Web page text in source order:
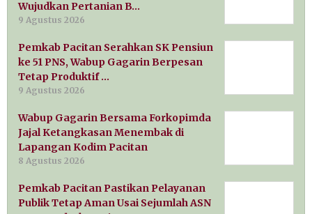
Wujudkan Pertanian B…
9 Agustus 2026
Pemkab Pacitan Serahkan SK Pensiun
ke 51 PNS, Wabup Gagarin Berpesan
Tetap Produktif …
9 Agustus 2026
Wabup Gagarin Bersama Forkopimda
Jajal Ketangkasan Menembak di
Lapangan Kodim Pacitan
8 Agustus 2026
Pemkab Pacitan Pastikan Pelayanan
Publik Tetap Aman Usai Sejumlah ASN